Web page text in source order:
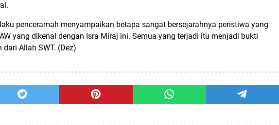
penceramah menyampaikan betapa sangat bersejarahnya peristiwa yang
yang dikenal dengan Isra Miraj ini. Semua yang terjadi itu menjadi bukti
dari Allah SWT. (Dez)